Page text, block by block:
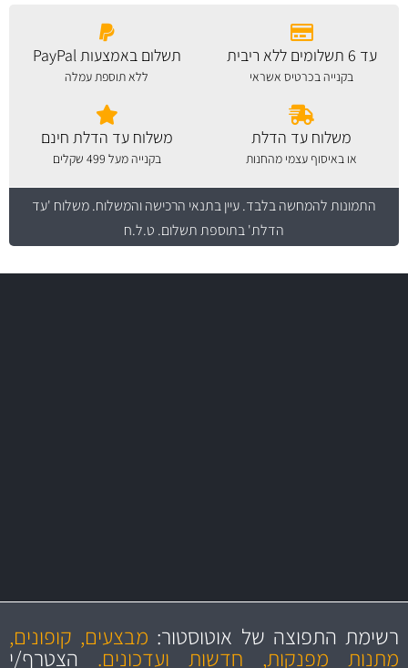
עד 6 תשלומים ללא ריבית
בקנייה בכרטיס אשראי
תשלום באמצעות PayPal
ללא תוספת עמלה
משלוח עד הדלת
או באיסוף עצמי מהחנות
משלוח עד הדלת חינם
בקנייה מעל 499 שקלים
התמונות להמחשה בלבד.עיין בתנאי הרכישה והמשלוח. משלוח 'עד
הדלת' בתוספת תשלום. ט.ל.ח
מקצועיות
ושירות מצויין
מחירים
הוגנים
והיצע מוצרים איכותירשימת התפוצה של אוטוסטור: מבצעים, קופונים,
מתנות מפנקות, חדשות ועדכונים. הצטרף/י